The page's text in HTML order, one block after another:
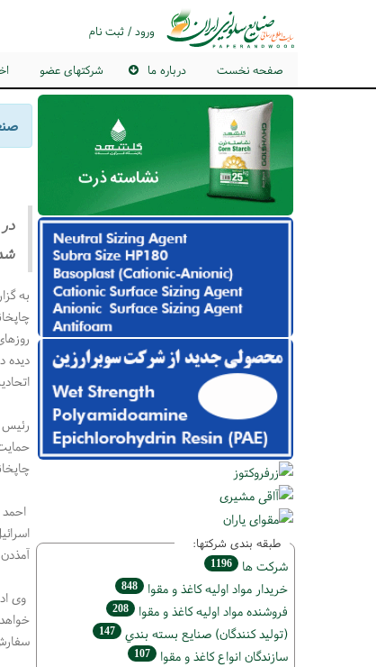
ورود / ثبت نام
صفحه نخست درباره ما شرکتهای عضو
به
دیده
رئیس
وی
طبقه بندی شرکتها:
شركت ها 1196
خريدار مواد اوليه كاغذ و مقوا 848
فروشنده مواد اوليه كاغذ و مقوا 208
(تولید كنندگان) صنايع بسته بندي 147
سازندگان انواع کاغذ و مقوا 107